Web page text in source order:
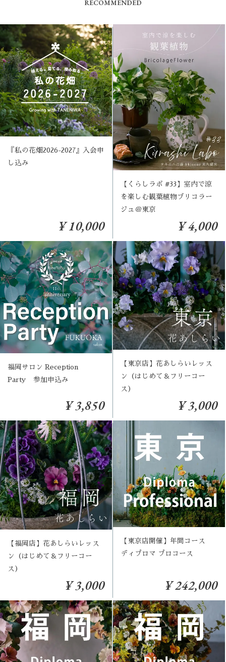
RECOMMENDED
『私の花畑2026-2027』入会申
し込み
¥ 10,000
【くらしラボ #33】室内で涼
を楽しむ観葉植物ブリコラー
ジュ＠東京
¥ 4,000
福岡サロン Reception
Party 参加申込み
¥ 3,850
【東京店】花あしらいレッス
ン（はじめて＆フリーコー
ス）
¥ 3,000
【福岡店】花あしらいレッス
ン（はじめて＆フリーコー
ス）
¥ 3,000
【東京店開催】年間コース
ディプロマ プロコース
¥ 242,000